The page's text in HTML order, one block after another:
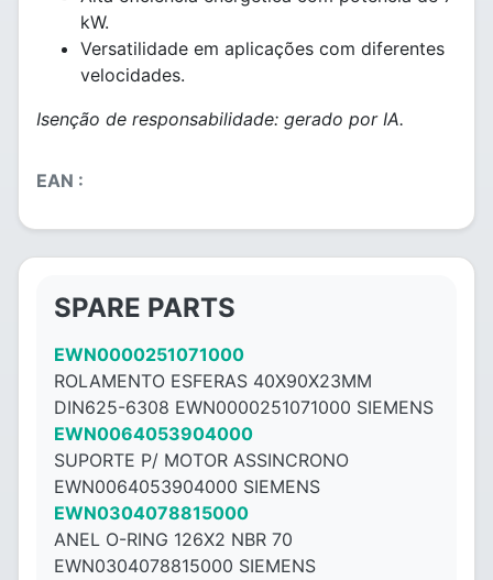
kW.
Versatilidade em aplicações com diferentes
velocidades.
Isenção de responsabilidade: gerado por IA.
EAN :
SPARE PARTS
EWN0000251071000
ROLAMENTO ESFERAS 40X90X23MM
DIN625-6308 EWN0000251071000 SIEMENS
EWN0064053904000
SUPORTE P/ MOTOR ASSINCRONO
EWN0064053904000 SIEMENS
EWN0304078815000
ANEL O-RING 126X2 NBR 70
EWN0304078815000 SIEMENS